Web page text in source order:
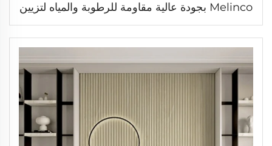
Melinco بجودة عالية مقاومة للرطوبة والمياه لتزيين
الداخل بلون الرخام